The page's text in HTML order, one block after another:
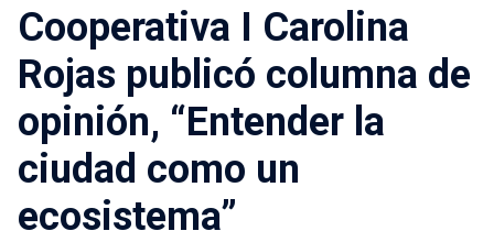
FACULTAD DE ARQUITECTURA, DISEÑO Y ESTUDIOS URBANOS
Cooperativa I Carolina
Rojas publicó columna de
opinión, “Entender la
ciudad como un
ecosistema”